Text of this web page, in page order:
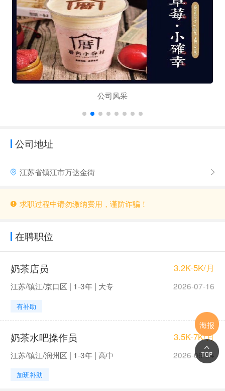
公司风采
公司地址
江苏省镇江市万达金街
求职过程中请勿缴纳费用，谨防诈骗！
在聘职位
奶茶店员 3.2K-5K/月
江苏/镇江/京口区 | 1-3年 | 大专 2026-07-16
有补助
奶茶水吧操作员 3.5K-7K/月
江苏/镇江/润州区 | 1-3年 | 高中 2026-06-24
加班补助
海报